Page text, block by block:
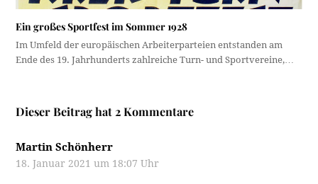
Ein großes Sportfest im Sommer 1928
Im Umfeld der europäischen Arbeiterparteien entstanden am
Ende des 19. Jahrhunderts zahlreiche Turn- und Sportvereine,…
Dieser Beitrag hat 2 Kommentare
Martin Schönherr
18. Januar 2021 um 18:07 Uhr